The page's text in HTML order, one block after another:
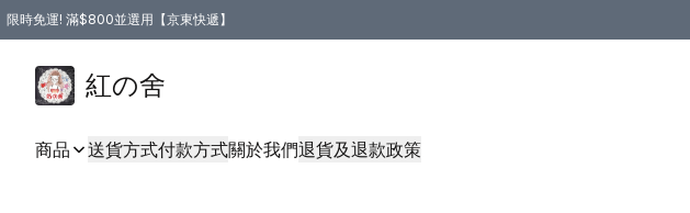
限時免運! 滿$800並選用【京東快遞】
紅の舍
商品 送貨方式付款方式關於我們退貨及退款政策